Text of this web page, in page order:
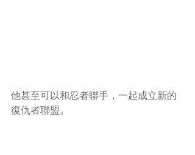
他甚至可以和忍者聯手，一起成立新的
復仇者聯盟。